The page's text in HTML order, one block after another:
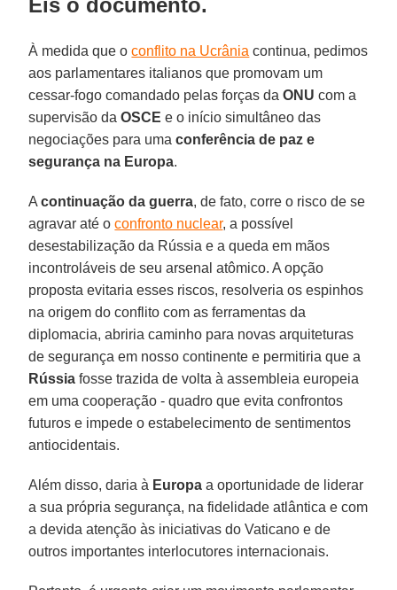
À medida que oconflito na Ucrânia continua, pedimos
aos parlamentares italianos que promovam um
cessar-fogo comandado pelas forças daONU com a
supervisão daOSCE e o início simultâneo das
negociações para umaconferência de paz e
segurança na Europa.
Acontinuação da guerra, de fato, corre o risco de se
agravar até oconfronto nuclear, a possível
desestabilização da Rússia e a queda em mãos
incontroláveis de seu arsenal atômico. A opção
proposta evitaria esses riscos, resolveria os espinhos
na origem do conflito com as ferramentas da
diplomacia, abriria caminho para novas arquiteturas
de segurança em nosso continente e permitiria que a
Rússia fosse trazida de volta à assembleia europeia
em uma cooperação - quadro que evita confrontos
futuros e impede o estabelecimento de sentimentos
antiocidentais.
Além disso, daria à Europa a oportunidade de liderar
a sua própria segurança, na fidelidade atlântica e com
a devida atenção às iniciativas do Vaticano e de
outros importantes interlocutores internacionais.